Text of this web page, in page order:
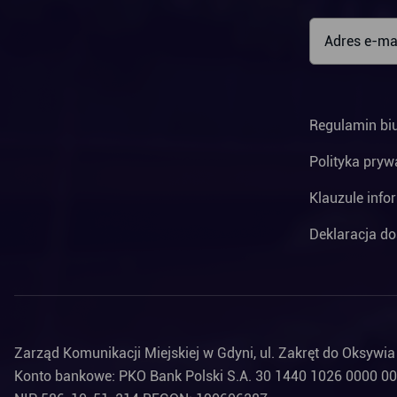
Regulamin
Polityka
Klauzule
Deklaracja
Zarząd Komunikacji Miejskiej w Gdyni, ul. Zakręt do
Konto bankowe: PKO Bank Polski S.A. 30 1440 1026 0000